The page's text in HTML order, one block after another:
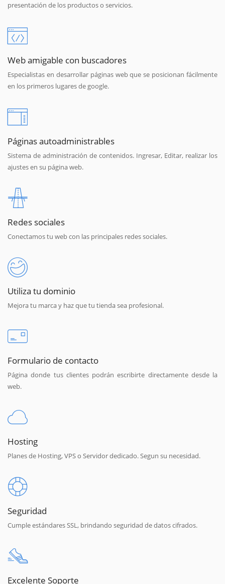
presentación de los productos o servicios.
Web amigable con buscadores
Especialistas en desarrollar páginas web que se posicionan fácilmente
en los primeros lugares de google.
Páginas autoadministrables
Sistema de administración de contenidos. Ingresar, Editar, realizar los
ajustes en su página web.
Redes sociales
Conectamos tu web con las principales redes sociales.
Utiliza tu dominio
Mejora tu marca y haz que tu tienda sea profesional.
Formulario de contacto
Página donde tus clientes podrán escribirte directamente desde la
web.
Hosting
Planes de Hosting, VPS o Servidor dedicado. Segun su necesidad.
Seguridad
Cumple estándares SSL, brindando seguridad de datos cifrados.
Excelente Soporte